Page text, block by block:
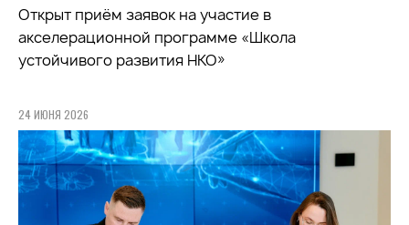
Открыт приём заявок на участие в
акселерационной программе «Школа
устойчивого развития НКО»
24 ИЮНЯ 2026